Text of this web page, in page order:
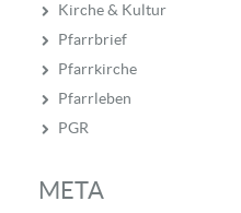
Kirche & Kultur
Pfarrbrief
Pfarrkirche
Pfarrleben
PGR
META